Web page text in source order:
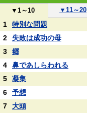
▼ 1～10 ▼ 11～20
1
特別な問題
2
失敗は成功の母
3
郷
4
鼻であしらわれる
5
凝集
6
予想
7
大頭